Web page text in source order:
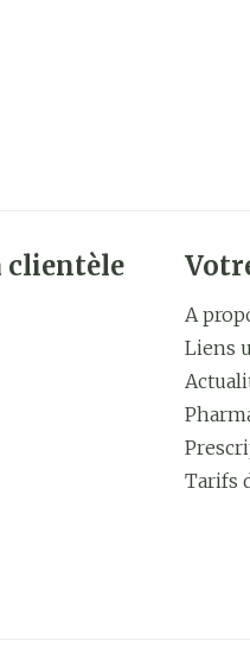
clientèle
A
Liens
Tarifs